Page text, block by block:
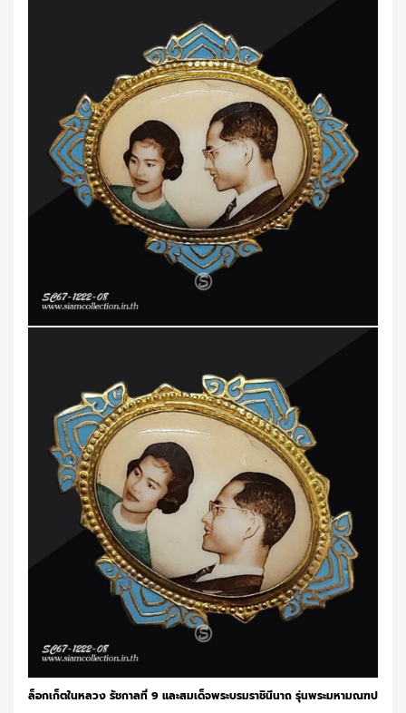
ล็อกเก็ตในหลวง รัชกาลที่ 9 และสมเด็จพระบรมราชินีนาถ รุ่นพระมหามณฑป